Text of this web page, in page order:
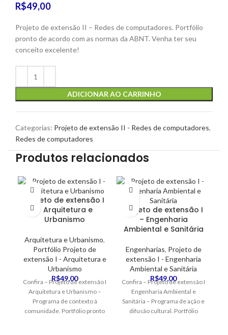
R$49,00
Projeto de extensão II – Redes de computadores. Portfólio
pronto de acordo com as normas da ABNT. Venha ter seu
conceito excelente!
ADICIONAR AO CARRINHO
Categorias: Projeto de extensão II - Redes de computadores,
Redes de computadores
Produtos relacionados
Projeto de extensão I
– Arquitetura e
Urbanismo
Arquitetura e Urbanismo,
Portfólio Projeto de
extensão I - Arquitetura e
Urbanismo
R$49,00
Confira – Projeto de extensão I
Arquitetura e Urbanismo –
Programa de contexto á
comunidade. Portfólio pronto
Projeto de extensão I
– Engenharia
Ambiental e Sanitária
Engenharias, Projeto de
extensão I - Engenharia
Ambiental e Sanitária
R$49,00
Confira – Projeto de extensão I
Engenharia Ambiental e
Sanitária – Programa de ação e
difusão cultural. Portfólio